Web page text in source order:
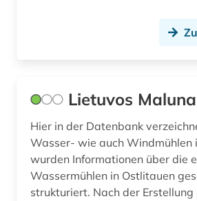
Lietuvos
Hier in der Datenbank
Wasser- wie auch Windmühlen
wurden Informationen über die
Wassermühlen in Ostlitauen
strukturiert. Nach der Erstellung